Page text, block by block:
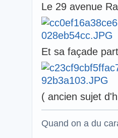
Le 29 avenue
Et sa façade
( ancien sujet
Quand on a du